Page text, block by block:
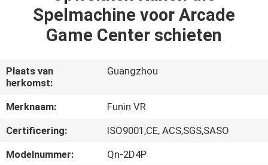
OVER
ONS
FABRIEKSRONDLEIDING
Spelmachine voor Arcade
Game Center schieten
Plaats van
herkomst:
Guangzhou
Merknaam:
Funin VR
Certificering:
ISO9001,CE, ACS,SGS,SASO
Modelnummer:
Qn-2D4P